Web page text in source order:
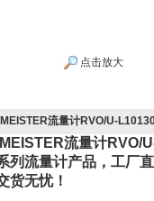
点击放大
MEISTER流量计RVO/U-
MEISTER流量计RVO/
列流量计产品，工厂
货无忧！